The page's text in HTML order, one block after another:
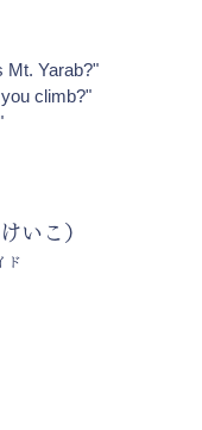
Mt. Yarab?"
climb?"
いこ）
ド​